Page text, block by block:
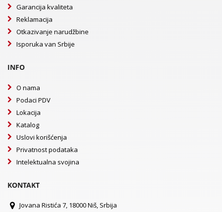
Garancija kvaliteta
Reklamacija
Otkazivanje narudžbine
Isporuka van Srbije
INFO
O nama
Podaci PDV
Lokacija
Katalog
Uslovi korišćenja
Privatnost podataka
Intelektualna svojina
KONTAKT
Jovana Ristića 7, 18000 Niš, Srbija